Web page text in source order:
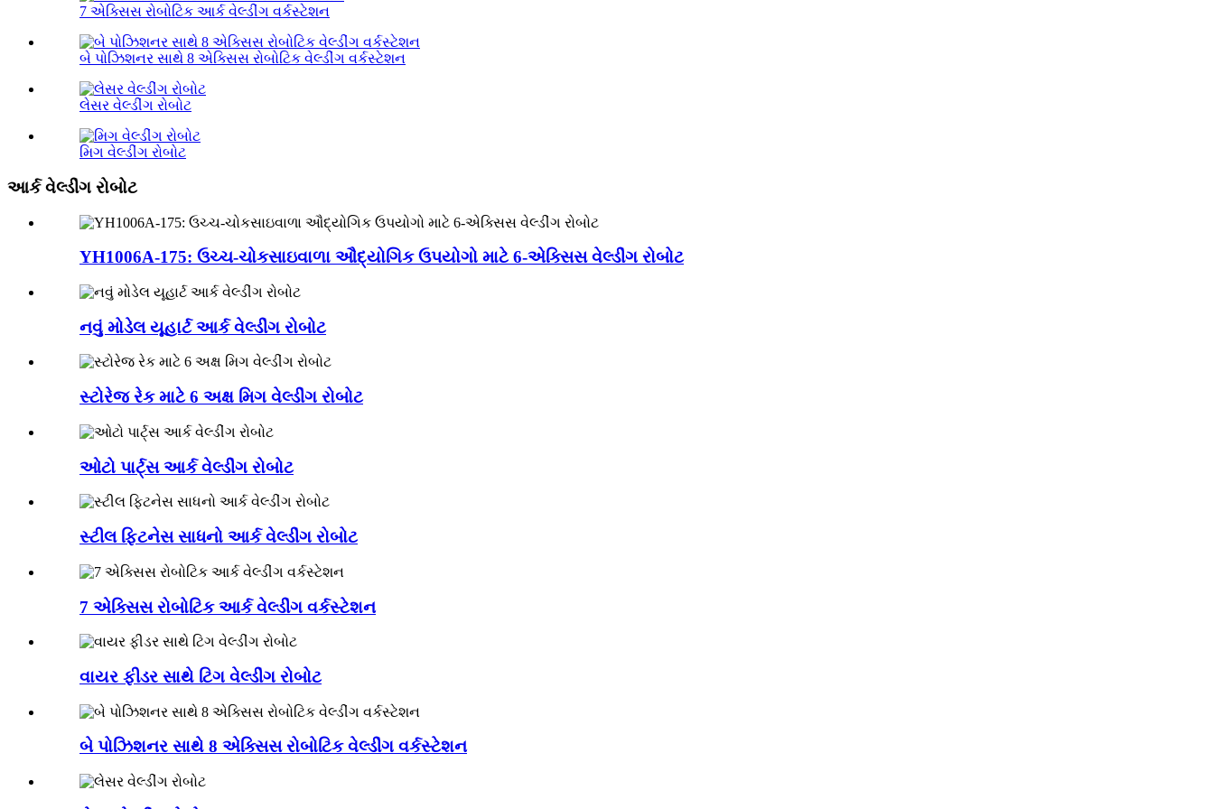
7 એક્સિસ રોબોટિક આર્ક વેલ્ડીંગ વર્કસ્ટેશન
બે પોઝિશનર સાથે 8 એક્સિસ રોબોટિક વેલ્ડીંગ વર્કસ્ટેશન
લેસર વેલ્ડીંગ રોબોટ
મિગ વેલ્ડીંગ રોબોટ
આર્ક વેલ્ડીંગ રોબોટ
YH1006A-175: ઉચ્ચ-ચોકસાઇવાળા ઔદ્યોગિક ઉપયોગો માટે 6-એક્સિસ વેલ્ડીંગ રોબોટ
નવું મોડેલ યૂહાર્ટ આર્ક વેલ્ડીંગ રોબોટ
સ્ટોરેજ રેક માટે 6 અક્ષ મિગ વેલ્ડીંગ રોબોટ
ઓટો પાર્ટ્સ આર્ક વેલ્ડીંગ રોબોટ
સ્ટીલ ફિટનેસ સાધનો આર્ક વેલ્ડીંગ રોબોટ
7 એક્સિસ રોબોટિક આર્ક વેલ્ડીંગ વર્કસ્ટેશન
વાયર ફીડર સાથે ટિગ વેલ્ડીંગ રોબોટ
બે પોઝિશનર સાથે 8 એક્સિસ રોબોટિક વેલ્ડીંગ વર્કસ્ટેશન